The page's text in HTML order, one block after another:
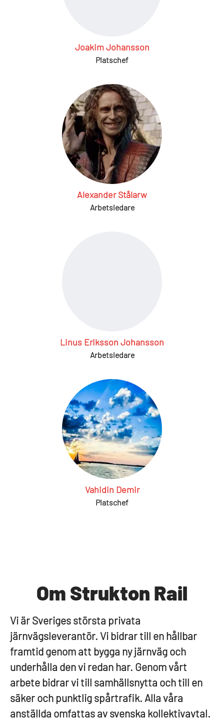
Joakim Johansson
Platschef
Alexander Stålarw
Arbetsledare
Linus Eriksson Johansson
Arbetsledare
Vahidin Demir
Platschef
Om Strukton Rail
Vi är Sveriges största privata
järnvägsleverantör. Vi bidrar till en hållbar
framtid genom att bygga ny järnväg och
underhålla den vi redan har. Genom vårt
arbete bidrar vi till samhällsnytta och till en
säker och punktlig spårtrafik. Alla våra
anställda omfattas av svenska kollektivavtal.